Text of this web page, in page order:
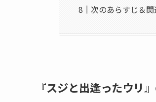
次のあらすじ＆
『スジと出逢ったウリ